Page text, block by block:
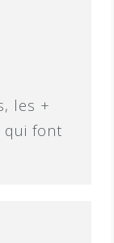
les +
qui font